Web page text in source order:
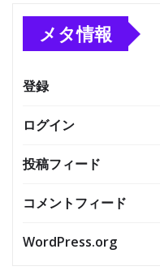
メタ情報
登録
ログイン
投稿フィード
コメントフィード
WordPress.org